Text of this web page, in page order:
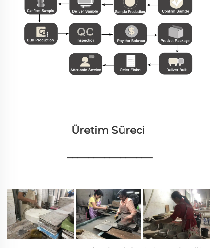
Üretim Süreci
________________